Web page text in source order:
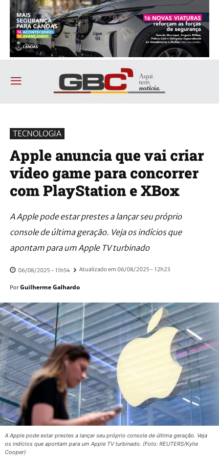
TECNOLOGIA
Apple anuncia que vai criar
vídeo game para concorrer
com PlayStation e XBox
A Apple pode estar prestes a lançar seu próprio
console de última geração. Veja os indícios que
apontam para um Apple TV turbinado
06/08/2025 - 11h54 Atualizado em 06/08/2025 - 12h23
Por Guilherme Galhardo
A Apple pode estar prestes a lançar seu próprio console de última geração. Veja
os indícios que apontam para um Apple TV turbinado. (Foto: REUTERS/Kylie
Cooper)